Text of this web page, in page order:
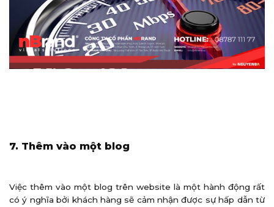
7. Thêm vào một blog
Việc thêm vào một blog trên website là một hành động rất
có ý nghĩa bởi khách hàng sẽ cảm nhận được sự hấp dẫn từ